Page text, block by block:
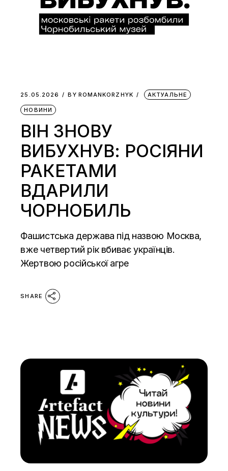
25.05.2026 BY ROMANKORZHYK АКТУАЛЬНЕ
НОВИНИ
ВІН ЗНОВУ
ВИБУХНУВ: РОСІЯНИ
РАКЕТАМИ
ВДАРИЛИ
ЧОРНОБИЛЬ
Фашистська держава під назвою Москва,
вже четвертий рік вбиває українців.
Жертвою російської агре
SHARE